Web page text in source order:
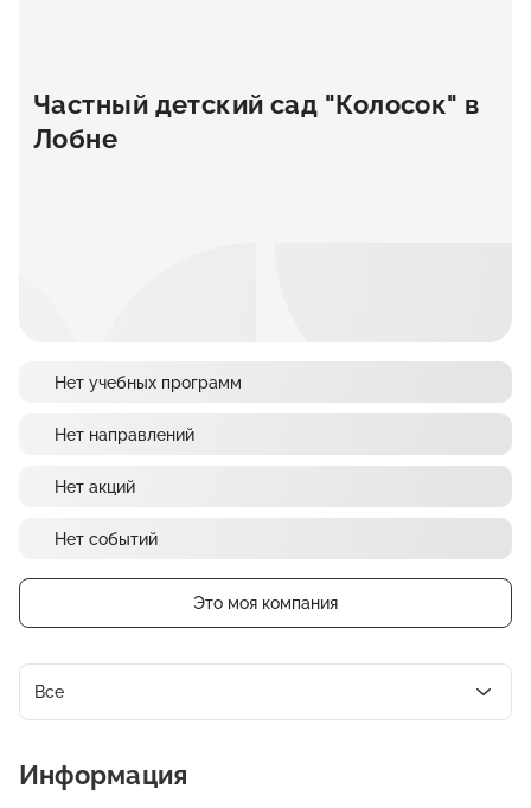
Частный детский сад "Колосок" в
Лобне
Нет учебных программ
Нет направлений
Нет акций
Нет событий
Это моя компания
Все
Информация